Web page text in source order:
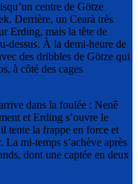
centre de Götze
Derrière, un Cearà très
Erding, mais la tête de
dessus. À la demi-heure de
des dribbles de Götze qui
à côté des cages
dans la foulée : Nenê
et Erding s’ouvre le
tente la frappe en force et
mi-temps s’achève après
dont une captée en deux